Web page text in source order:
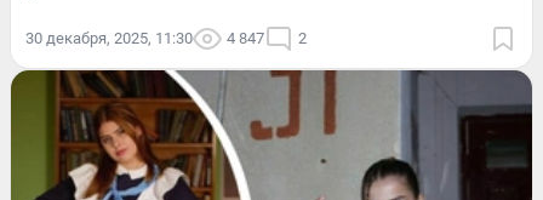
30 декабря, 2025, 11:30 4 847 2